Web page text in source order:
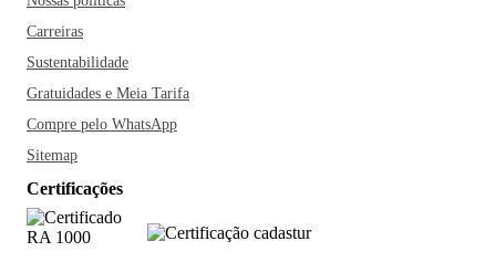
Carreiras
Sustentabilidade
Gratuidades e Meia Tarifa
Compre pelo WhatsApp
Sitemap
Certificações